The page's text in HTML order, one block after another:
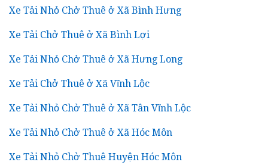
Xe Tải Nhỏ Chở Thuê ở Xã Bình Hưng
Xe Tải Chở Thuê ở Xã Bình Lợi
Xe Tải Nhỏ Chở Thuê ở Xã Hưng Long
Xe Tải Chở Thuê ở Xã Vĩnh Lộc
Xe Tải Nhỏ Chở Thuê ở Xã Tân Vĩnh Lộc
Xe Tải Nhỏ Chở Thuê ở Xã Hóc Môn
Xe Tải Nhỏ Chở Thuê Huyện Hóc Môn